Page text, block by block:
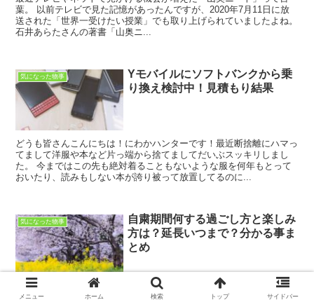
葉。 以前テレビで見た記憶があったんですが、2020年7月11日に放
送された「世界一受けたい授業」でも取り上げられていましたよね。
石井あらたさんの著書「山奥ニ...
気になった物事
Yモバイルにソフトバンクから乗
り換え検討中！見積もり結果
どうも皆さんこんにちは！にわかハンターです！最近断捨離にハマっ
てまして洋服や本など片っ端から捨てましてだいぶスッキリしまし
た。 今まではこの先も絶対着ることもないような服を何年もとって
おいたり、読みもしない本が誇り被って放置してるのに...
気になった物事
自粛期間何する過ごし方と楽しみ
方は？延長いつまで？分かる事ま
とめ
新型コロナウイルスの影響によって、自粛要請があり更には延長まで
報道されて一体いつまで延長するの？ 大規模なイベントなどの自粛
メニュー ホーム 検索 トップ サイドバー